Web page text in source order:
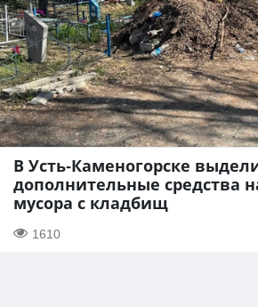
В Усть-Каменогорске
дополнительные средства
мусора с кладбищ
1610